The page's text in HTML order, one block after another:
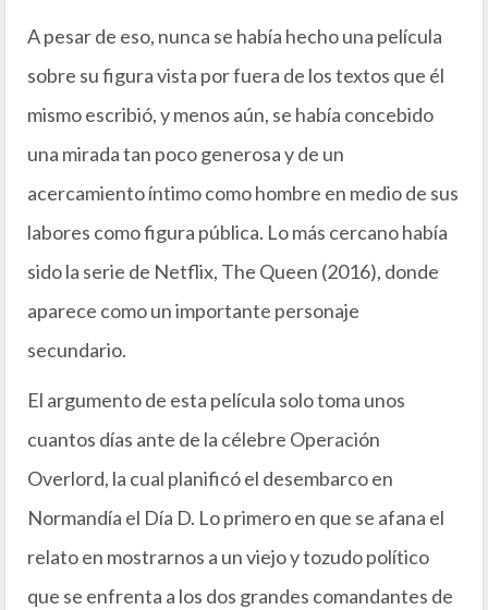
A pesar de eso, nunca se había hecho una película
sobre su figura vista por fuera de los textos que él
mismo escribió, y menos aún, se había concebido
una mirada tan poco generosa y de un
acercamiento íntimo como hombre en medio de sus
labores como figura pública. Lo más cercano había
sido la serie de Netflix, The Queen (2016), donde
aparece como un importante personaje
secundario.
El argumento de esta película solo toma unos
cuantos días ante de la célebre Operación
Overlord, la cual planificó el desembarco en
Normandía el Día D. Lo primero en que se afana el
relato en mostrarnos a un viejo y tozudo político
que se enfrenta a los dos grandes comandantes de